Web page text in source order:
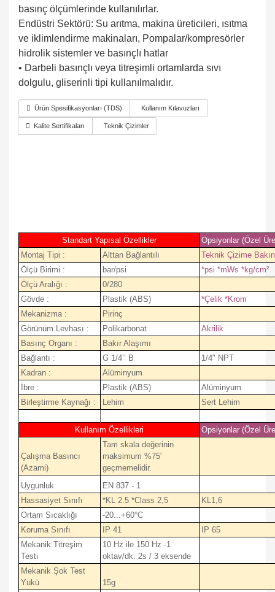
basınç ölçümlerinde kullanılırlar.
Endüstri Sektörü: Su arıtma, makina üreticileri, ısıtma
ve iklimlendirme makinaları, Pompalar/kompresörler
hidrolik sistemler ve basınçlı hatlar
• Darbeli basınçlı veya titreşimli ortamlarda sıvı
dolgulu, gliserinli tipi kullanılmalıdır.
Ürün Spesifikasyonları (TDS) Kullanım Kılavuzları
Kalite Sertifikaları Teknik Çizimler
Standart Yapısal Özellikler
Opsiyonlar (Özel
Montaj Tipi :
Alttan Bağlantılı
Teknik Çizime
Ölçü Birimi :
bar/psi
*psi *mWs *kg/cm²
Ölçü Aralığı :
0/280
Gövde :
Plastik (ABS)
*Çelik *Krom
Mekanizma :
Pirinç
Görünüm Levhası :
Polikarbonat
Akrilik
Basınç Organı :
Bakır Alaşımı
Bağlantı :
G 1/4’’ B
1/4" NPT
Kadran :
Alüminyum
İbre :
Plastik (ABS)
Alüminyum
Birleştirme Kaynağı :
Lehim Sert Lehim
Kullanım Özellikleri Opsiyonlar (Özel
Çalışma Basıncı
(Azami)
Tam skala değerinin
maksimum %75'
geçmemelidir.
Uygunluk
EN 837 - 1
Hassasiyet Sınıfı
*KL 2.5 *Class 2,5
KL1,6
Ortam Sıcaklığı
-20...+60°C
Koruma Sınıfı
IP 41
IP 65
Mekanik Titreşim
Testi
10 Hz ile 150 Hz -1
oktav/dk. 2s / 3 eksende
Mekanik Şok Test
Yükü
15g